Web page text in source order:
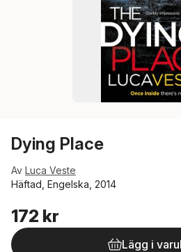
Dying Place
Av Luca Veste
Häftad, Engelska, 2014
172 kr
Lägg i